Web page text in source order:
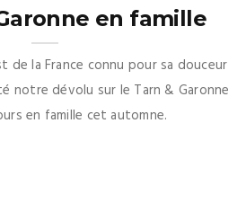
en famille
de la France connu pour sa douceur
notre dévolu sur le Tarn & Garonne
en famille cet automne.